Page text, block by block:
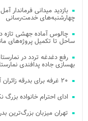
چهارشنبه‌های خدمت‌رسانی
ساحل تا تکمیل پروژه‌های
رفع دغدغه تردد در
بهسازی جاده پدافندی
۲۰ غرفه برای بدرقه زائران آقای شهید ایران در مسیر طریق الرضا برپا شد
ادای احترام خانواده
تهران میزبان بزرگ‌ترین